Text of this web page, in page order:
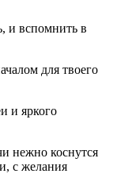
и вспомнить в
для твоего
и яркого
нежно коснутся
с желания